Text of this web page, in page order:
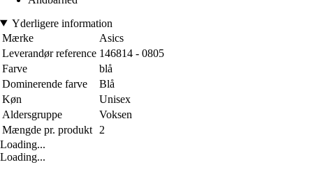
Yderligere information
Mærke
Asics
Leverandør reference 146814 - 0805
Farve
blå
Dominerende farve
Blå
Køn
Unisex
Aldersgruppe
Voksen
Mængde pr. produkt
2
Loading...
Loading...